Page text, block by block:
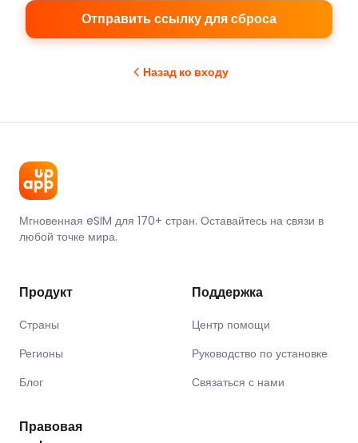
Отправить ссылку для сброса
Назад ко входу
Мгновенная eSIM для 170+ стран. Оставайтесь на связи в
любой точке мира.
Продукт
Страны
Регионы
Блог
Поддержка
Центр помощи
Руководство по установке
Связаться с нами
Правовая